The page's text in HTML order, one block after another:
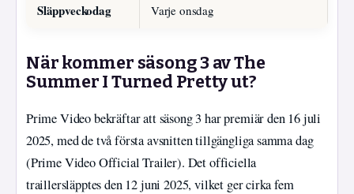
Släppveckodag Varje onsdag
När kommer säsong 3 av The
Summer I Turned Pretty ut?
Prime Video bekräftar att säsong 3 har premiär den 16 juli
2025, med de två första avsnitten tillgängliga samma dag
(Prime Video Official Trailer). Det officiella
traillersläpptes den 12 juni 2025, vilket ger cirka fem